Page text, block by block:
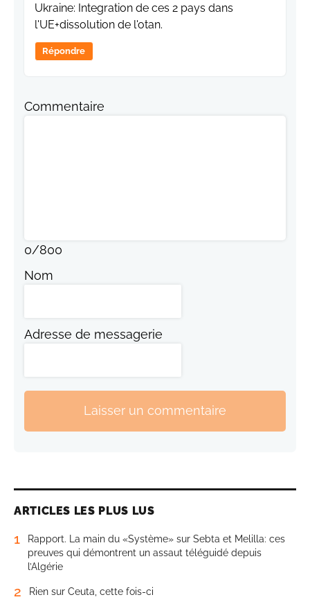
Ukraine: Integration de ces 2 pays dans
l'UE+dissolution de l'otan.
Répondre
Commentaire
0/800
Nom
Adresse de messagerie
Laisser un commentaire
ARTICLES LES PLUS LUS
1
Rapport. La main du «Système» sur Sebta et Melilla: ces
preuves qui démontrent un assaut téléguidé depuis
l’Algérie
2 Rien sur Ceuta, cette fois-ci